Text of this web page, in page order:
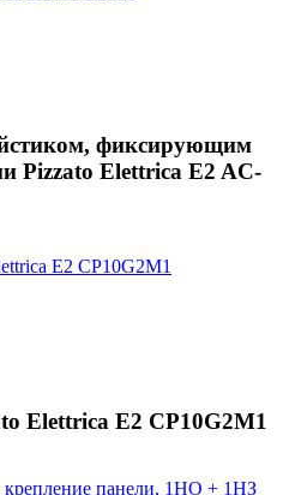
фиксирующим
Pizzato Elettrica E2 AC-
Elettrica E2 CP10G2M1